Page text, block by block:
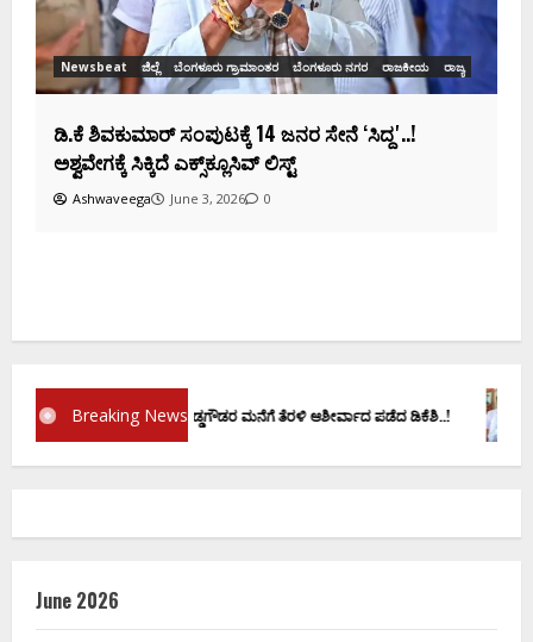
Breaking News
ವಚನಕ್ಕೂ ಮುನ್ನ ದೊಡ್ಡಗೌಡರ ಮನೆಗೆ ತೆರಳಿ ಆಶೀರ್ವಾದ ಪಡೆದ ಡಿಕೆಶಿ..!
June 2026